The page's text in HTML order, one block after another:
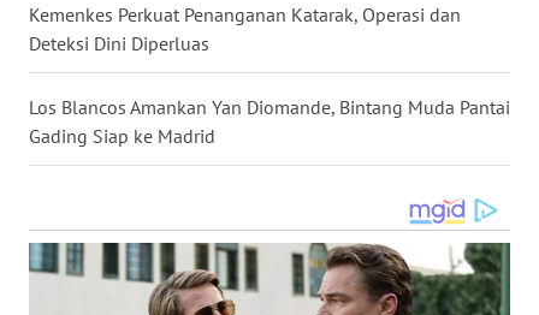
Kemenkes Perkuat Penanganan Katarak, Operasi dan
Deteksi Dini Diperluas
Los Blancos Amankan Yan Diomande, Bintang Muda Pantai
Gading Siap ke Madrid
WN
KALTENG
WN
KALSEL